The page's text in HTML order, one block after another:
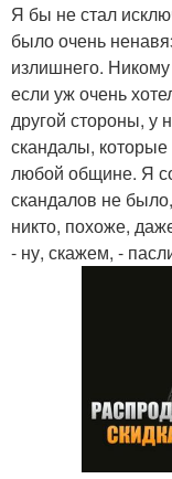
Я бы не стал
было очень
излишнего.
если уж очень
другой стороны, у
скандалы, которые
любой общине. Я
скандалов не
никто, похоже,
- ну, скажем, -